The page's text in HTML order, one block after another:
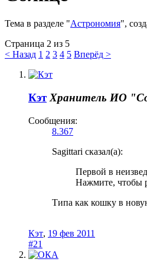
Тема в разделе "Астрономия",
Страница 2 из 5
< Назад 1 2 3 4 5 Вперёд >
Кэт Хранитель ИО
Сообщения:
8.367
Sagittari сказал(а):
Первой в
Нажмите, чтобы
Типа как кошку в
Кэт, 19 фев 2011
#21